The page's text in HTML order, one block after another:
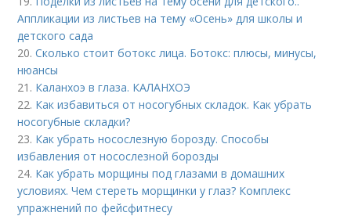
Аппликации из листьев на тему «Осень» для школы и
детского сада
20.Сколько стоит ботокс лица. Ботокс: плюсы, минусы,
нюансы
21. Каланхоэ в глаза. КАЛАНХОЭ
22. Как избавиться от носогубных складок. Как убрать
носогубные складки?
23. Как убрать носослезную борозду. Способы
избавления от носослезной борозды
24. Как убрать морщины под глазами в домашних
условиях. Чем стереть морщинки у глаз? Комплекс
упражнений по фейсфитнесу